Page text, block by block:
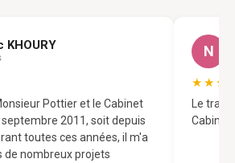
KHOURY
Pottier et le Cabinet
2011, soit depuis
toutes ces années, il m'a
de nombreux projets
N
Le
Cabinet